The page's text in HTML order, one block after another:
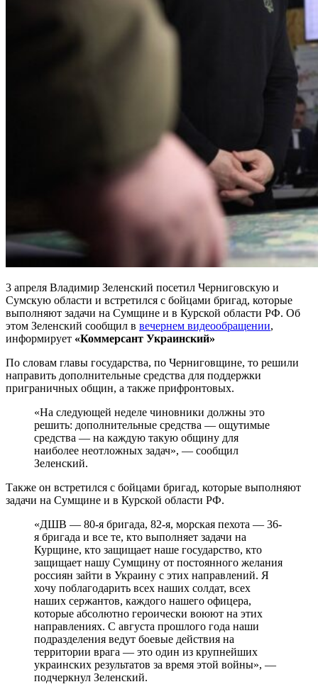
3 апреля Владимир Зеленский посетил Черниговскую и
Сумскую области и встретился с бойцами бригад, которые
выполняют задачи на Сумщине и в Курской области РФ. Об
этом Зеленский сообщил в вечернем видеообращении,
информирует «Коммерсант Украинский»
По словам главы государства, по Черниговщине, то решили
направить дополнительные средства для поддержки
приграничных общин, а также прифронтовых.
«На следующей неделе чиновники должны это
решить: дополнительные средства — ощутимые
средства — на каждую такую общину для
наиболее неотложных задач», — сообщил
Зеленский.
Также он встретился с бойцами бригад, которые выполняют
задачи на Сумщине и в Курской области РФ.
«ДШВ — 80-я бригада, 82-я, морская пехота — 36-
я бригада и все те, кто выполняет задачи на
Курщине, кто защищает наше государство, кто
защищает нашу Сумщину от постоянного желания
россиян зайти в Украину с этих направлений. Я
хочу поблагодарить всех наших солдат, всех
наших сержантов, каждого нашего офицера,
которые абсолютно героически воюют на этих
направлениях. С августа прошлого года наши
подразделения ведут боевые действия на
территории врага — это один из крупнейших
украинских результатов за время этой войны», —
подчеркнул Зеленский.